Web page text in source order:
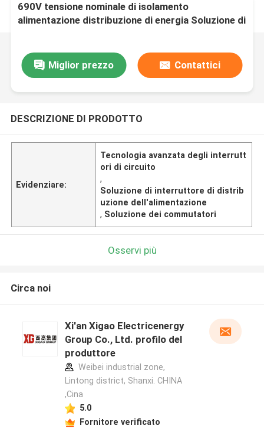
690V tensione nominale di isolamento
alimentazione distribuzione di energia Soluzione di
Miglior prezzo
Contattici
DESCRIZIONE DI PRODOTTO
Evidenziare:
Tecnologia avanzata degli interrutt
ori di circuito
,
Soluzione di interruttore di distrib
uzione dell'alimentazione
, Soluzione dei commutatori
Osservi più
Circa noi
Xi'an Xigao Electricenergy
Group Co., Ltd. profilo del
produttore
Weibei industrial zone,
Lintong district, Shanxi. CHINA
,Cina
5.0
Fornitore verificato